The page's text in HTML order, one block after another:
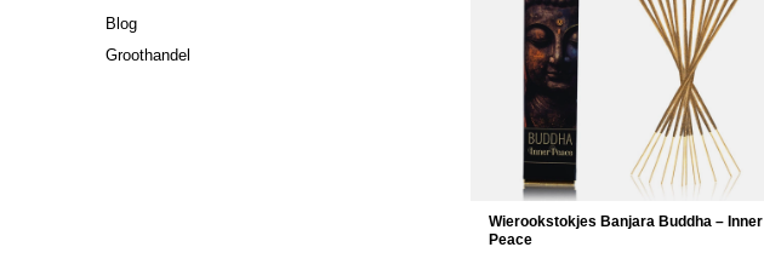
Blog
Groothandel
Wierookstokjes Banjara Buddha – Inner
Peace